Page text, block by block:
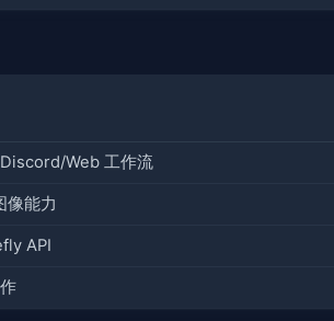
Web 工作流
像能力
API